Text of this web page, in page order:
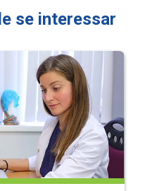
se interessar